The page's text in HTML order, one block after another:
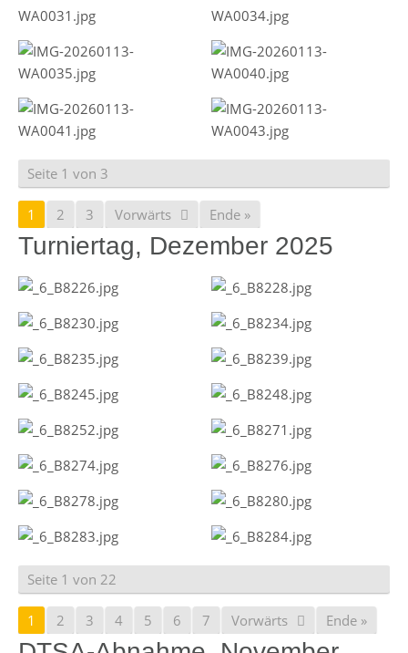
Seite 1 von 3
1 2 3 Vorwärts Ende »
Turniertag, Dezember 2025
Seite 1 von 22
1 2 3 4 5 6 7 Vorwärts Ende »